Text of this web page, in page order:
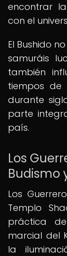
encontrar
con el
El Bushido
samuráis
también
tiempos de
durante
parte
país.
Los
Budismo
Los
Templo
práctica
marcial del
la